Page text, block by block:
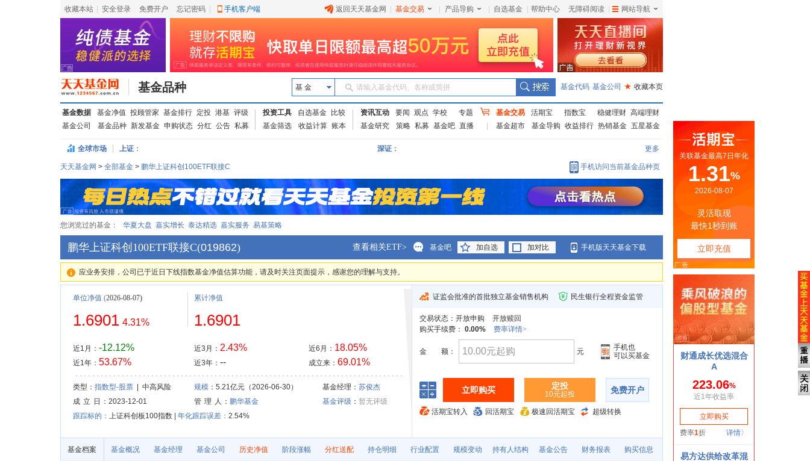
收藏本站 安全登录 免费开户 忘记密码 手机客户端 返回天天基金网 基金交易 产品导购 自选基金 帮助中心 无障碍阅读 网站导航
基金品种 基 金 请输入基金代码、名称或简拼 基金代码 基金公司 ★ 收藏本页
基金数据 基金净值 投顾管家 基金排行 定投 港基 评级
基金公司
基金品种 新发基金 申购状态 分红 公告 私募
投资工具 自选基金
比较
基金筛选
收益计算 账本
资讯互动 要闻 观点 学校
专题
基金研究
策略 私募 基金吧 直播
基金交易 活期宝 指数宝 稳健理财 高端理财
基金超市
基金导购 收益排行 热销基金 五星基金
全球市场 上证： 深证： 更多
天天基金网 > 全部基金 > 鹏华上证科创100ETF联接C 手机访问当前基金品种页
您浏览过的基金： 华夏大盘 嘉实增长 泰达精选 嘉实服务 易基策略
鹏华上证科创100ETF联接C(019862) 查看相关ETF> 基金吧 加自选 加对比 手机版天天基金下载
应业务安排，公司已于近日下线指数基金净值估算功能，请及时关注页面提示，感谢您的理解与支持。
单位净值 (2026-08-07)
1.6901 4.31%
近1月： -12.12%
近1年： 53.67%
累计净值
1.6901
近3月： 2.43%
近3年： --
近6月： 18.05%
成立来： 69.01%
类型： 指数型-股票| 中高风险 规模：5.21亿元（2026-06-30） 基金经理： 苏俊杰
成 立 日
：2023-12-01 管 理 人 ： 鹏华基金 基金评级 ： 暂无评级
跟踪标的： 上证科创板100指数 | 年化跟踪误差： 2.54%
证监会批准的首批独立基金销售机构 民生银行全程资金监管
交易状态： 开放申购
开放赎回
购买手续费： 0.00% 费率详情>
金 额： 元
手机也
可以买基金
立即购买 定投
10元起投 免费开户
活期宝转入 回活期宝 极速回活期宝 超级转换
基金档案 基金概况 基金经理 基金公司 历史净值 阶段涨幅 分红送配 持仓明细 行业配置 规模变动 持有人结构 基金公告 财务报表 购买信息